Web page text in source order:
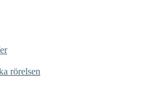
rörelsen